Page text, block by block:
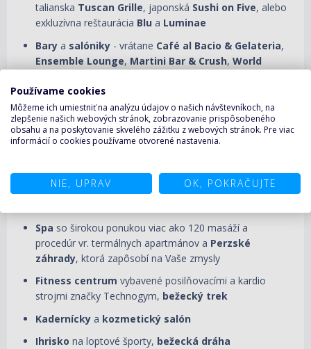
talianska Tuscan Grille, japonská Sushi on Five, alebo
exkluzívna reštaurácia Blu a Luminae
Bary a salóniky - vrátane Café al Bacio & Gelateria,
Ensemble Lounge, Martini Bar & Crush, World
privátneThe Retreat Lounge
Silhouette divadlos hudobnými, artistickými a ďalšími
umeleckými predstaveniami
Sky Observation Lounge so živou hudbou a tanečným
Spa so širokou ponukou viac ako 120 masáží a
procedúr vr. termálnych apartmánov a Perzské
záhrady, ktorá zapôsobí na Vaše zmysly
Fitness centrum vybavené posilňovacími a kardio
strojmi značky Technogym, bežecký trek
Kadernícky a kozmetický salón
Ihrisko na loptové športy, bežecká dráha
Používame cookies
Môžeme ich umiestniť na analýzu údajov o našich návštevníkoch, na
zlepšenie našich webových stránok, zobrazovanie prispôsobeného
obsahu a na poskytovanie skvelého zážitku z webových stránok. Pre viac
informácií o cookies používame otvorené nastavenia.
NIE, UPRAV OK, POKRAČUJTE